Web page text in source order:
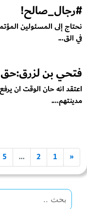
#رجال_صالح!
في الق...
فتحي بن
اعتقد انه حان الوقت ان
مدينتهم....
«
1
2
...
5